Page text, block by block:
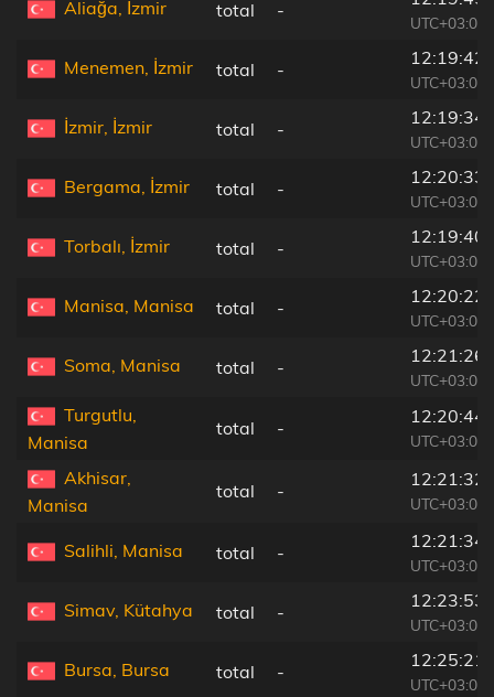
Aliağa, İzmir total -
UTC+03:00
Menemen, İzmir total -
12:19:42
UTC+03:00
İzmir, İzmir total -
12:19:34
UTC+03:00
Bergama, İzmir total -
12:20:33
UTC+03:00
Torbalı, İzmir total -
12:19:40
UTC+03:00
Manisa, Manisa total -
12:20:22
UTC+03:00
Soma, Manisa total -
12:21:26
UTC+03:00
Turgutlu,
Manisa
total -
12:20:44
UTC+03:00
Akhisar,
Manisa
total -
12:21:32
UTC+03:00
Salihli, Manisa total -
12:21:34
UTC+03:00
Simav, Kütahya total -
12:23:53
UTC+03:00
Bursa, Bursa total -
12:25:21
UTC+03:00